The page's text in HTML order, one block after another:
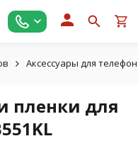
Аксессуары для
пленки для